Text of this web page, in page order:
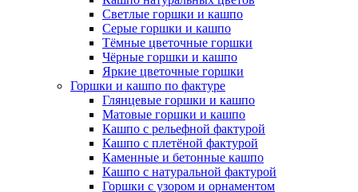
Светлые горшки и кашпо
Серые горшки и кашпо
Тёмные цветочные горшки
Чёрные горшки и кашпо
Яркие цветочные горшки
Горшки и кашпо по фактуре
Глянцевые горшки и кашпо
Матовые горшки и кашпо
Кашпо с рельефной фактурой
Кашпо с плетёной фактурой
Каменные и бетонные кашпо
Кашпо с натуральной фактурой
Горшки с узором и орнаментом